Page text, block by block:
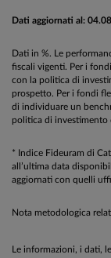
Dati aggiornati al:
Dati in %. Le
fiscali vigenti. Per i
con la politica di
prospetto. Per i fondi
di individuare un
politica di investimento
* Indice Fideuram di
all’ultima data
aggiornati con quelli
Nota metodologica
Le informazioni, i dati,